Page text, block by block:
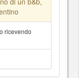
ricevendo